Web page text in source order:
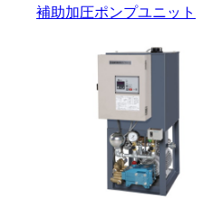
補助加圧ポンプユニット